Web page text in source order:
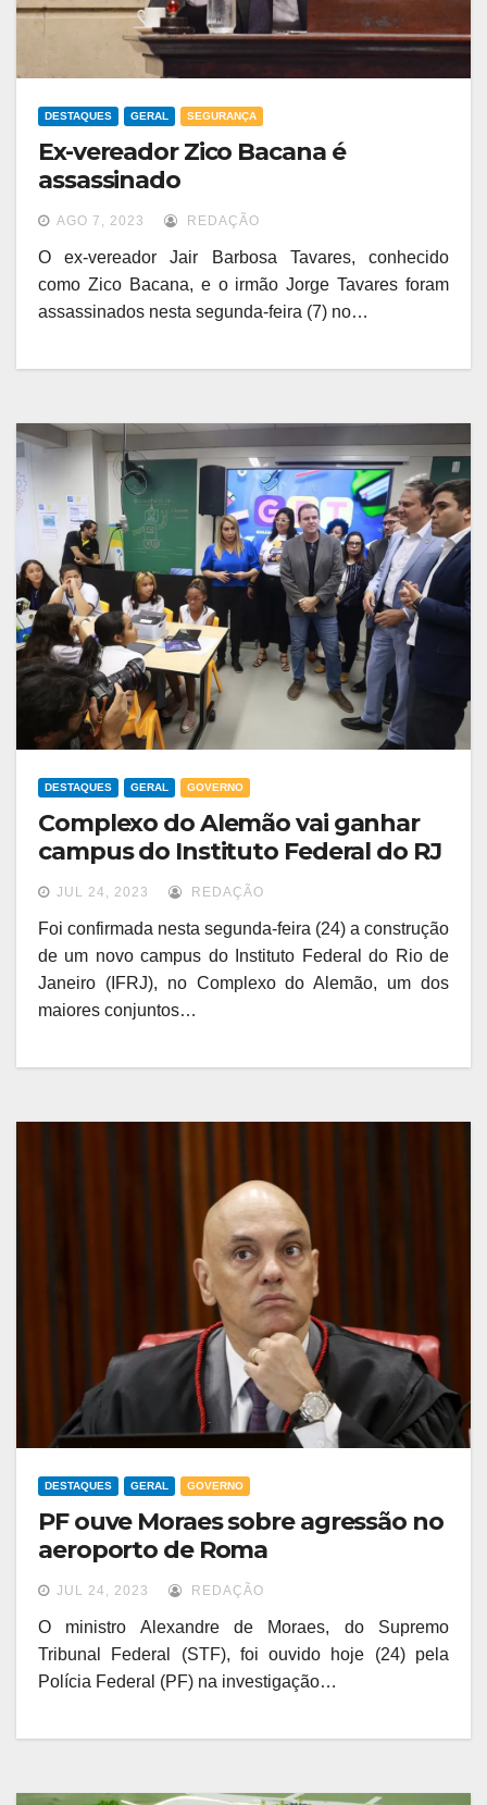
DESTAQUES GERAL SEGURANÇA
Ex-vereador Zico Bacana é
assassinado
AGO 7, 2023 REDAÇÃO
O ex-vereador Jair Barbosa Tavares, conhecido
como Zico Bacana, e o irmão Jorge Tavares foram
assassinados nesta segunda-feira (7) no…
DESTAQUES GERAL GOVERNO
Complexo do Alemão vai ganhar
campus do Instituto Federal do RJ
JUL 24, 2023 REDAÇÃO
Foi confirmada nesta segunda-feira (24) a construção
de um novo campus do Instituto Federal do Rio de
Janeiro (IFRJ), no Complexo do Alemão, um dos
maiores conjuntos…
DESTAQUES GERAL GOVERNO
PF ouve Moraes sobre agressão no
aeroporto de Roma
JUL 24, 2023 REDAÇÃO
O ministro Alexandre de Moraes, do Supremo
Tribunal Federal (STF), foi ouvido hoje (24) pela
Polícia Federal (PF) na investigação…